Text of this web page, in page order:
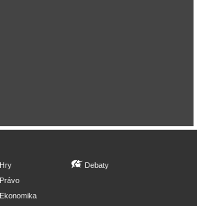
Hry
Právo
Ekonomika
Debaty